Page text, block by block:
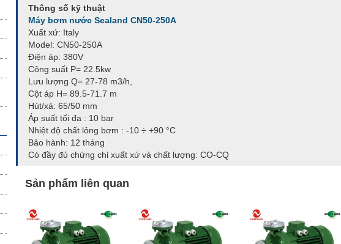
Thông số kỹ thuật
Máy bơm nước Sealand CN50-250A
Xuất xứ: Italy
Model: CN50-250A
Điện áp: 380V
Công suất P= 22.5kw
Lưu lượng Q= 27-78 m3/h,
Cột áp H= 89.5-71.7 m
Hút/xả: 65/50 mm
Áp suất tối đa : 10 bar
Nhiệt độ chất lỏng bơm : -10 ÷ +90 °C
Bảo hành: 12 tháng
Có đầy đủ chứng chỉ xuất xứ và chất lượng: CO-CQ
Sản phẩm liên quan